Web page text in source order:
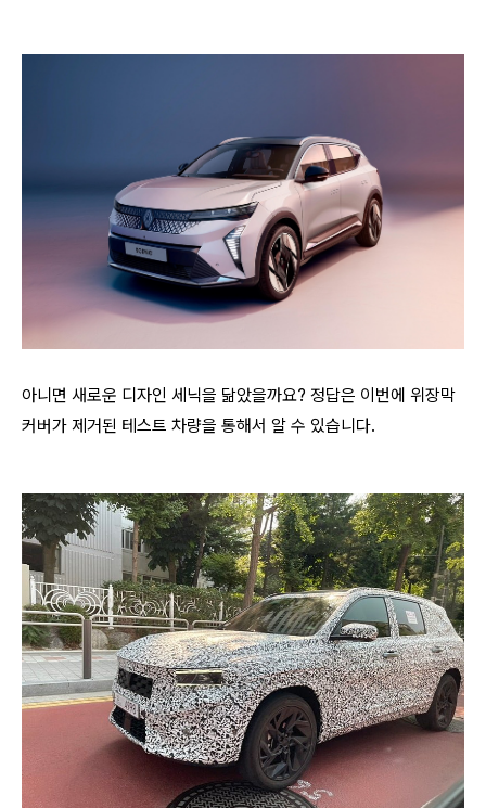
아니면 새로운 디자인 세닉을 닮았을까요? 정답은 이번에 위장막
커버가 제거된 테스트 차량을 통해서 알 수 있습니다.